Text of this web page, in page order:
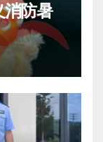
消防暑